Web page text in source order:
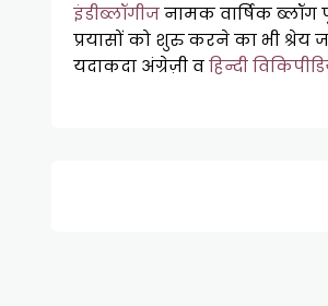
इंडीब्लॉगीजनामक वार्षिक ब्लॉग
प्रयासों को शुरु करने का भी श्रेय
यदाकदा अंग्रेज़ी वहिन्दी